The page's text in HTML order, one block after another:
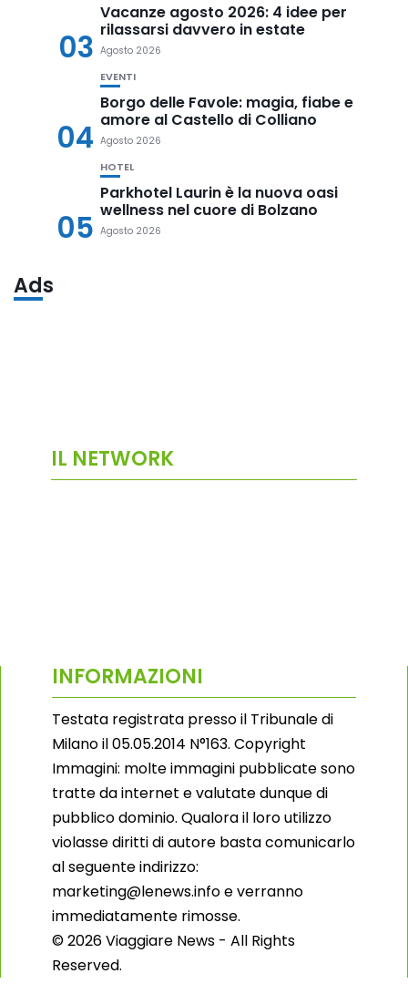
03
Vacanze agosto 2026: 4 idee per
rilassarsi davvero in estate
Agosto 2026
04
EVENTI
Borgo delle Favole: magia, fiabe e
amore al Castello di Colliano
Agosto 2026
05
HOTEL
Parkhotel Laurin è la nuova oasi
wellness nel cuore di Bolzano
Agosto 2026
Ads
IL NETWORK
INFORMAZIONI
Testata registrata presso il Tribunale di
Milano il 05.05.2014 N°163. Copyright
Immagini: molte immagini pubblicate sono
tratte da internet e valutate dunque di
pubblico dominio. Qualora il loro utilizzo
violasse diritti di autore basta comunicarlo
al seguente indirizzo:
marketing@lenews.info e verranno
immediatamente rimosse.
© 2026 Viaggiare News - All Rights
Reserved.